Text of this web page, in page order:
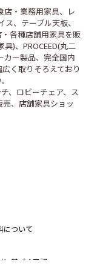
店・業務用家具、レ
、テーブル天板、
各種店舗用家具を販
具)、PROCEED(丸二
カー製品、完全国内
く取りそろえており
、ロビーチェア、ス
、店舗家具ショッ
について
に基づく表記